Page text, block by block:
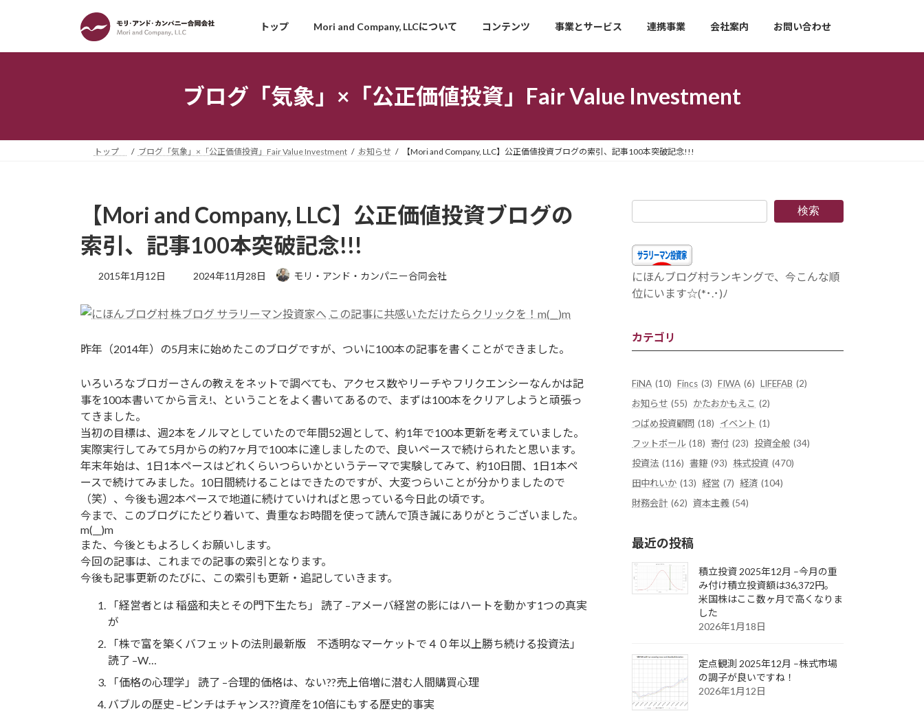
ッ
移
トップ Mori and Company, LLCについて コンテンツ 事業とサービス 連携事業 会社案内 お問い合わせ
ブログ「気象」×「公正価値投資」Fair Value Investment
トップ ブログ「気象」×「公正価値投資」Fair Value Investment お知らせ 【Mori and Company, LLC】公正価値投資ブログの索引、記事100本突破記念!!!
【Mori and Company, LLC】公正価値投資ブログの
索引、記事100本突破記念!!!
2015年1月12日
最
新
時
:
2024年11月28日 モリ・アンド・カンパニー合同会社
この記事に共感いただけたらクリックを！m(__)m
昨年（2014年）の5月末に始めたこのブログですが、ついに100本の記事を書くことができました。
いろいろなブロガーさんの教えをネットで調べても、アクセス数やリーチやフリクエンシーなんかは記
事を100本書いてから言え!、ということをよく書いてあるので、まずは100本をクリアしようと頑張っ
てきました。
当初の目標は、週2本をノルマとしていたので年間52週として、約1年で100本更新を考えていました。
実際実行してみて5月からの約7ヶ月で100本に達しましたので、良いペースで続けられたと思います。
年末年始は、1日1本ペースはどれくらいつらいかというテーマで実験してみて、約10日間、1日1本ペ
ースで続けてみました。10日間続けることはできたのですが、大変つらいことが分かりましたので
（笑）、今後も週2本ペースで地道に続けていければと思っている今日此の頃です。
今まで、このブログにたどり着いて、貴重なお時間を使って読んで頂き誠にありがとうございました。
m(__)m
また、今後ともよろしくお願いします。
今回の記事は、これまでの記事の索引となります。
今後も記事更新のたびに、この索引も更新・追記していきます。
「経営者とは 稲盛和夫とその門下生たち」 読了 –アメーバ経営の影にはハートを動かす1つの真実
が
「株で富を築くバフェットの法則最新版 不透明なマーケットで４０年以上勝ち続ける投資法」
読了 –W…
「価格の心理学」 読了 –合理的価格は、ない??売上倍増に潜む人間購買心理
バブルの歴史 –ピンチはチャンス??資産を10倍にもする歴史的事実
検索
にほんブログ村ランキングで、今こんな順
位にいます☆(*･.･)ﾉ
カテゴリ
FiNA (10) Fincs (3) FIWA (6) LIFEFAB (2)
お知らせ (55) かたおかもえこ (2)
つばめ投資顧問 (18) イベント (1)
フットボール (18) 寄付 (23) 投資全般 (34)
投資法 (116) 書籍 (93) 株式投資 (470)
田中れいか (13) 経営 (7) 経済 (104)
財務会計 (62) 資本主義 (54)
最近の投稿
積立投資 2025年12月 –今月の重
み付け積立投資額は36,372円。
米国株はここ数ヶ月で高くなりま
した
2026年1月18日
定点観測 2025年12月 –株式市場
の調子が良いですね！
2026年1月12日